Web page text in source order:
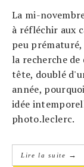
La mi-
à réfléchir aux
peu
la recherche
tête, doublé
année,
idée
photo.leclerc.
Lire la suite →